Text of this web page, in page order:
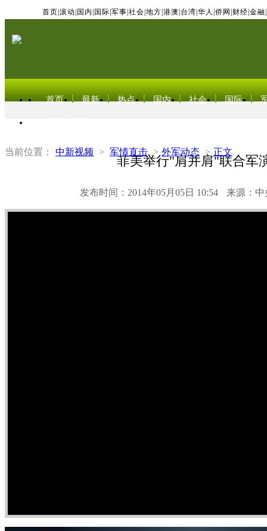
首页 滚动 国内 国际 军事 社会 地方 港澳 台湾 华人 侨网 财经 金融
首页 最新 热点 国内 社会 国际
当前位置： 中新视频 > 军情直击 > 外军动态 > 正文
菲美举行"肩并肩"联合军
发布时间：2014年05月05日 10:54 来源：中